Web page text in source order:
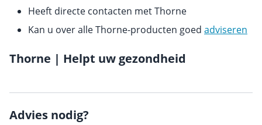
Heeft directe contacten met Thorne
Kan u over alle Thorne-producten goed adviseren
Thorne | Helpt uw gezondheid
Advies nodig?